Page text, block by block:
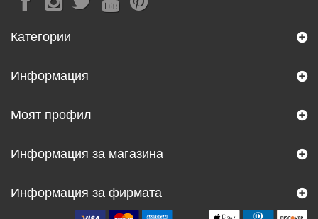
Категории
Информация
Моят профил
Информация за магазина
Информация за фирмата